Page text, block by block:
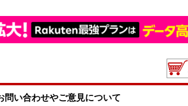
問い合わせやご意見について